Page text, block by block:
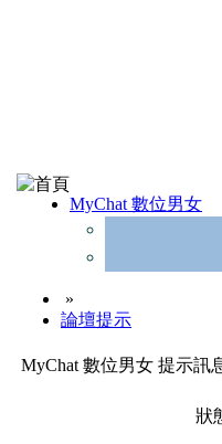
MyChat 數位男女
»
論壇提示
MyChat 數位男女 提示訊
狀